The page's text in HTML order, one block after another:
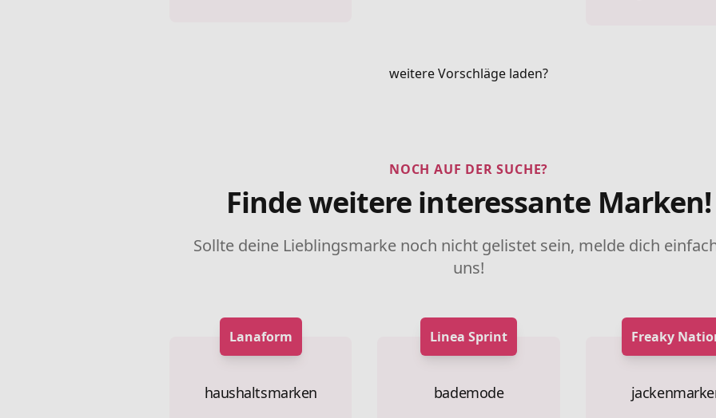
weitere Vorschläge laden?
NOCH AUF DER SUCHE?
Finde weitere interessante Marken!
Sollte deine Lieblingsmarke noch nicht gelistet sein, melde dich
uns!
Lanaform
haushaltsmarken
Linea Sprint
bademode
Freaky